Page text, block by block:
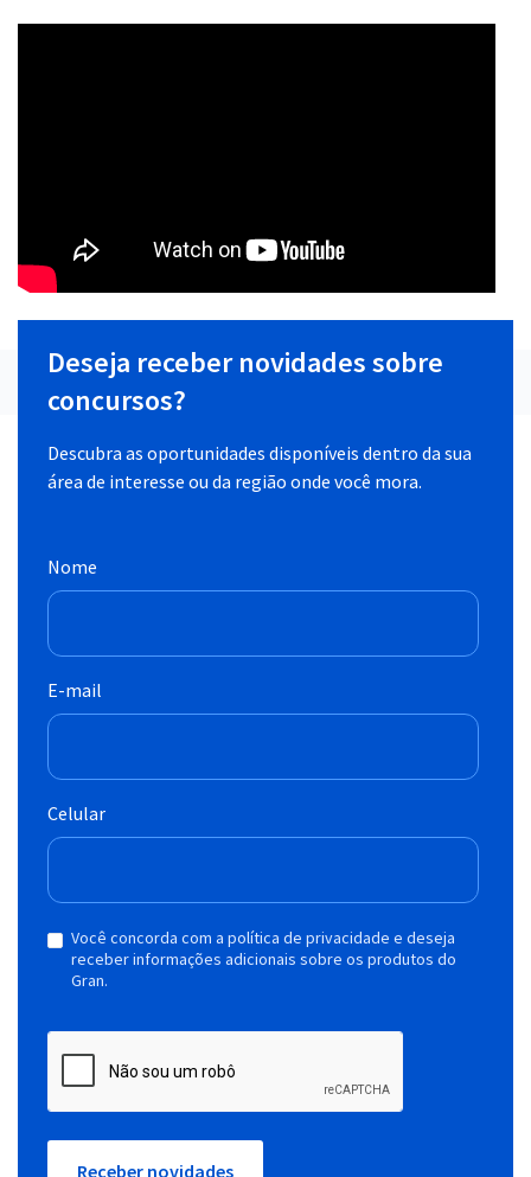
Deseja receber novidades sobre
concursos?
Descubra as oportunidades disponíveis dentro da sua
área de interesse ou da região onde você mora.
Nome
E-mail
Celular
Você concorda com a política de privacidade e deseja
receber informações adicionais sobre os produtos do
Gran.
Receber novidades